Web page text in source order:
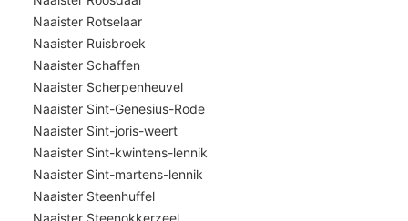
Naaister Rotselaar
Naaister Ruisbroek
Naaister Schaffen
Naaister Scherpenheuvel
Naaister Sint-Genesius-Rode
Naaister Sint-joris-weert
Naaister Sint-kwintens-lennik
Naaister Sint-martens-lennik
Naaister Steenhuffel
Naaister Steenokkerzeel